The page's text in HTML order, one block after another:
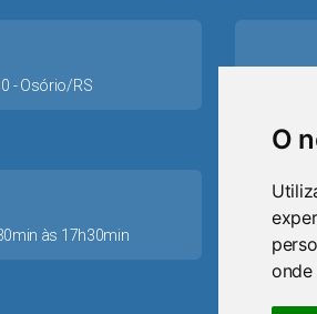
O
onde
- Osório/RS
às 17h30min